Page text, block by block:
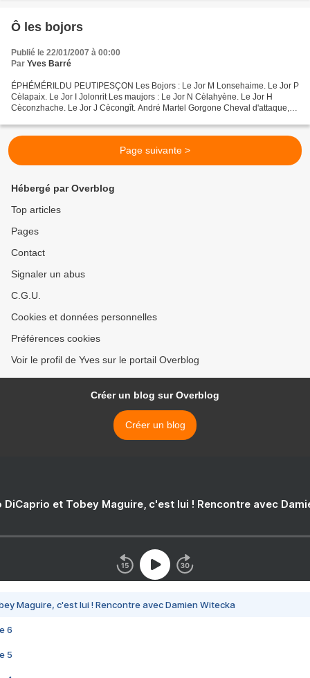
Ô les bojors
Publié le 22/01/2007 à 00:00
Par Yves Barré
ÉPHÉMÉRILDU PEUTIPESÇON Les Bojors : Le Jor M Lonsehaime. Le Jor P
Cèlapaix. Le Jor I Jolonrit Les maujors : Le Jor N Cèlahyène. Le Jor H
Cèconzhache. Le Jor J Cècongît. André Martel Gorgone Cheval d'attaque,
Page suivante >
Hébergé par Overblog
Top articles
Pages
Contact
Signaler un abus
C.G.U.
Cookies et données personnelles
Préférences cookies
Voir le profil de Yves sur le portail Overblog
Créer un blog sur Overblog
Créer un blog
DiCaprio et Tobey Maguire, c'est lui ! Rencontre avec
Maguire, c'est lui ! Rencontre avec Damien Witecka
6
5